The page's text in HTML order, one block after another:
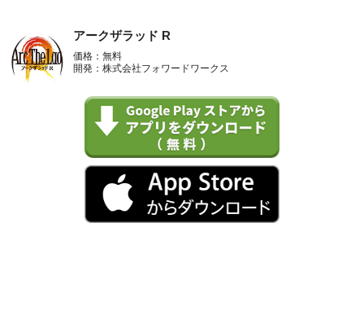
アークザラッド R
価格：無料
開発：株式会社フォワードワークス